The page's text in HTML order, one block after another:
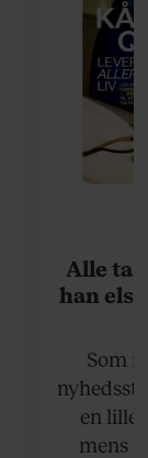
Alle
han
Som
en lille
mens